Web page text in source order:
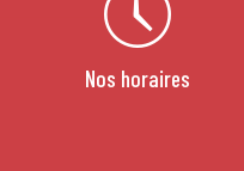
Nos horaires